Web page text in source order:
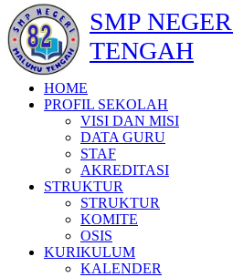
SMP
TENGAH
HOME
PROFIL SEKOLAH
VISI DAN MISI
DATA GURU
STAF
AKREDITASI
STRUKTUR
STRUKTUR
KOMITE
OSIS
KURIKULUM
KALENDER